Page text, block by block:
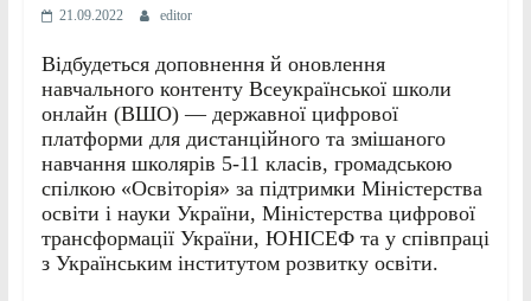
21.09.2022 editor
Відбудеться доповнення й оновлення
навчального контенту Всеукраїнської школи
онлайн (ВШО) — державної цифрової
платформи для дистанційного та змішаного
навчання школярів 5-11 класів, громадською
спілкою «Освіторія» за підтримки Міністерства
освіти і науки України, Міністерства цифрової
трансформації України, ЮНІСЕФ та у співпраці
з Українським інститутом розвитку освіти.